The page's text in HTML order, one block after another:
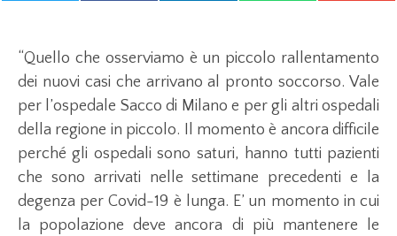
“Quello che osserviamo è un piccolo rallentamento
dei nuovi casi che arrivano al pronto soccorso. Vale
per l’ospedale Sacco di Milano e per gli altri ospedali
della regione in piccolo. Il momento è ancora difficile
perché gli ospedali sono saturi, hanno tutti pazienti
che sono arrivati nelle settimane precedenti e la
degenza per Covid-19 è lunga. E’ un momento in cui
la popolazione deve ancora di più mantenere le